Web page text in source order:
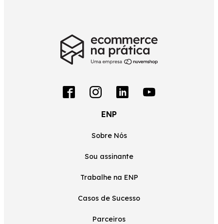
ENP
Sobre Nós
Sou assinante
Trabalhe na ENP
Casos de Sucesso
Parceiros